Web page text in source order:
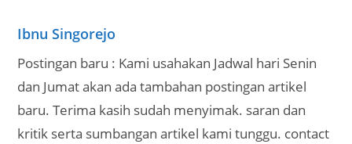
Ibnu Singorejo
Postingan baru : Kami usahakan Jadwal hari Senin
dan Jumat akan ada tambahan postingan artikel
baru. Terima kasih sudah menyimak. saran dan
kritik serta sumbangan artikel kami tunggu. contact